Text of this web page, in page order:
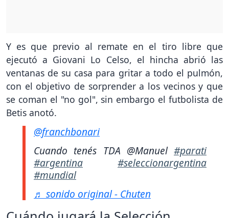
Y es que previo al remate en el tiro libre que
ejecutó a Giovani Lo Celso, el hincha abrió las
ventanas de su casa para gritar a todo el pulmón,
con el objetivo de sorprender a los vecinos y que
se coman el "no gol", sin embargo el futbolista de
Betis anotó.
@franchbonari
Cuando tenés TDA @Manuel #parati
#argentina
#seleccionargentina
#mundial
♬ sonido original - Chuten